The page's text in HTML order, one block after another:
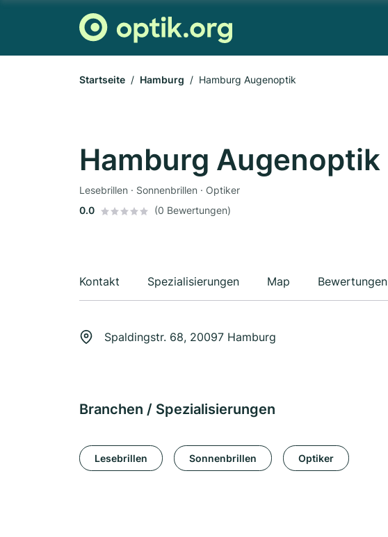
Startseite Hamburg Hamburg Augenoptik
Hamburg Augenoptik
Lesebrillen · Sonnenbrillen · Optiker
0.0
(0 Bewertungen)
Kontakt Spezialisierungen Map Bewertungen
Spaldingstr. 68, 20097 Hamburg
Branchen / Spezialisierungen
Lesebrillen Sonnenbrillen Optiker